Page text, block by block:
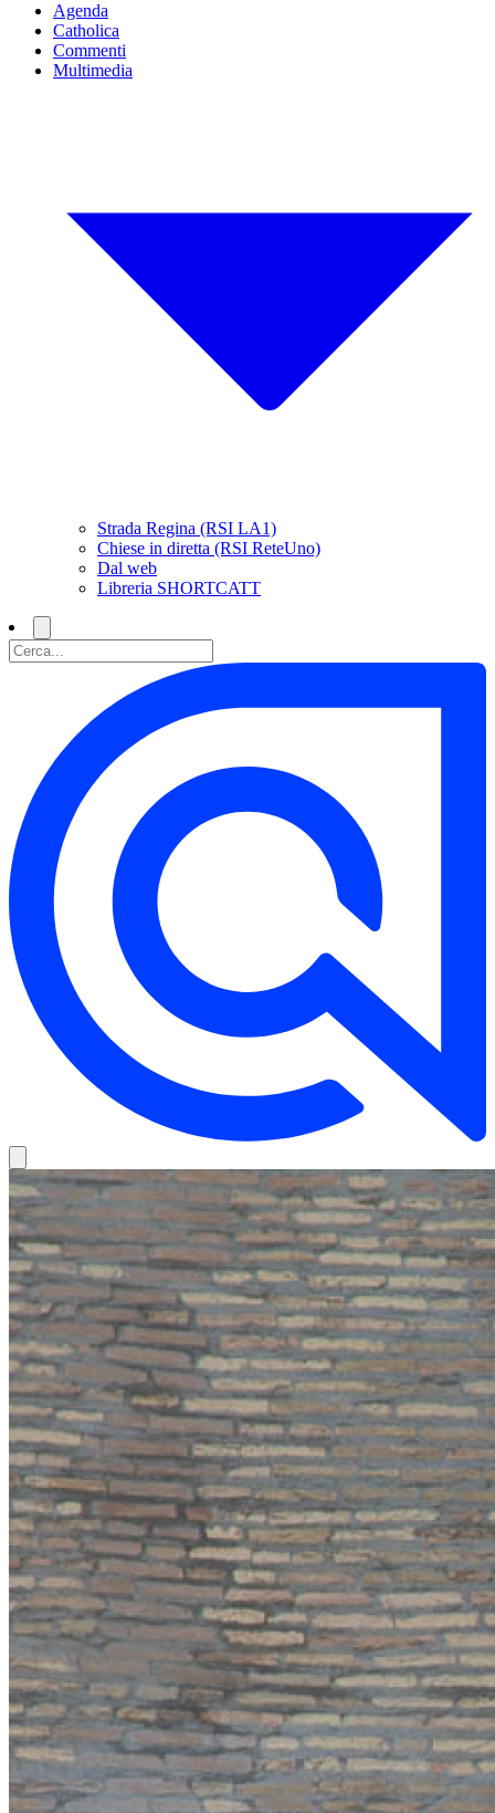
Agenda
Catholica
Commenti
Multimedia
Strada Regina (RSI LA1)
Chiese in diretta (RSI ReteUno)
Dal web
Libreria SHORTCATT